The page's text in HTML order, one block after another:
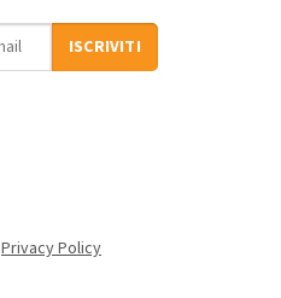
ISCRIVITI
Privacy Policy